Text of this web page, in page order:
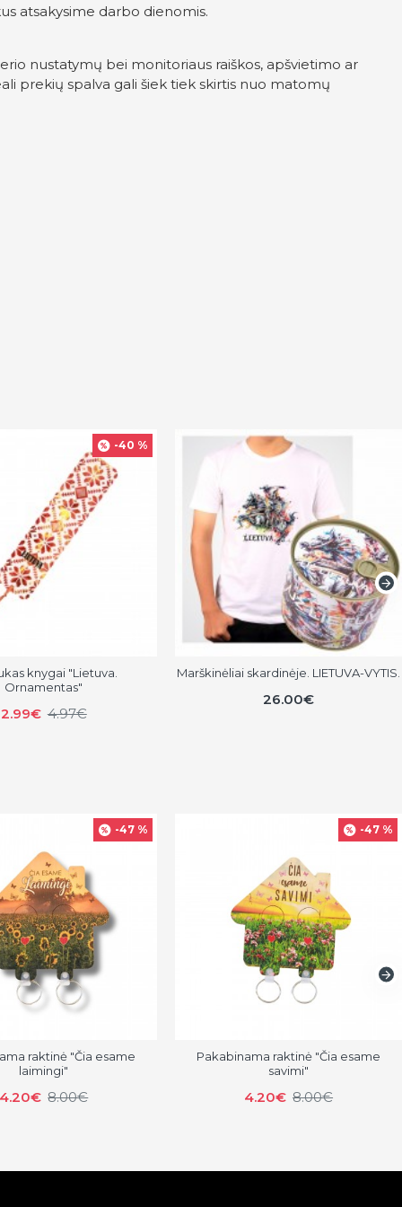
atsakysime darbo dienomis.
nustatymų bei monitoriaus raiškos, apšvietimo ar
prekių spalva gali šiek tiek skirtis nuo matomų
-40 %
knygai "Lietuva.
Ornamentas"
2.99€ 4.97€
Marškinėliai skardinėje. LIETUVA-VYTIS.
26.00€
-47 %
raktinė "Čia esame
laimingi"
4.20€ 8.00€
-47 %
Pakabinama raktinė "Čia esame
savimi"
4.20€ 8.00€